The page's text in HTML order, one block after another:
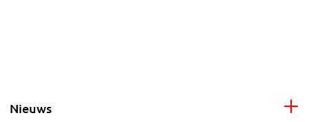
Nieuws